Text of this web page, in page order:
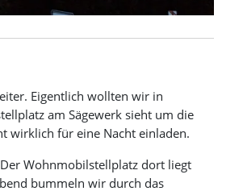
Eigentlich wollten wir in
am Sägewerk sieht um die
wirklich für eine Nacht einladen.
Wohnmobilstellplatz dort liegt
bummeln wir durch das